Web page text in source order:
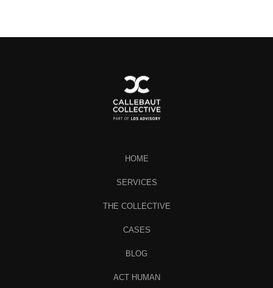
HOME
SERVICES
THE COLLECTIVE
CASES
BLOG
ACT HUMAN